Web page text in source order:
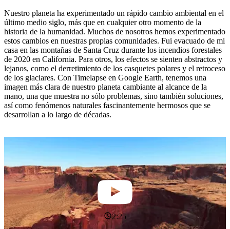
Nuestro planeta ha experimentado un rápido cambio ambiental en el
último medio siglo, más que en cualquier otro momento de la
historia de la humanidad. Muchos de nosotros hemos experimentado
estos cambios en nuestras propias comunidades. Fui evacuado de mi
casa en las montañas de Santa Cruz durante los incendios forestales
de 2020 en California. Para otros, los efectos se sienten abstractos y
lejanos, como el derretimiento de los casquetes polares y el retroceso
de los glaciares. Con Timelapse en Google Earth, tenemos una
imagen más clara de nuestro planeta cambiante al alcance de la
mano, una que muestra no sólo problemas, sino también soluciones,
así como fenómenos naturales fascinantemente hermosos que se
desarrollan a lo largo de décadas.
2:25